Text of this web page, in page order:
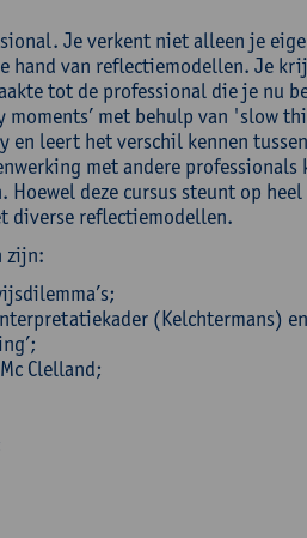
Je verkent niet alleen je
hand van reflectiemodellen. Je
tot de professional die je nu
met behulp van 'slow
en leert het verschil kennen
met andere professionals
deze cursus steunt op
diverse reflectiemodellen.
zijn:
(Kelchtermans)
Clelland;